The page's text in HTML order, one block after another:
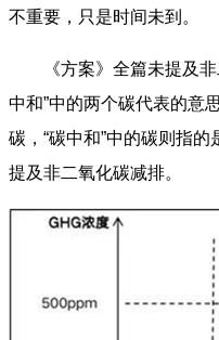
不重要，只是时间未到。
《方案》全篇未提及
中和”中的两个碳代表的意
碳，“碳中和”中的碳则指
提及非二氧化碳减排。